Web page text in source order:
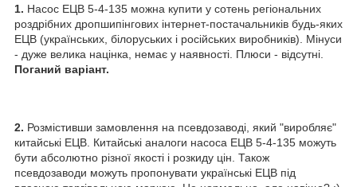
1. Насос ЕЦВ 5-4-135 можна купити у сотень регіональних
роздрібних дропшипінгових інтернет-постачальників будь-яких
ЕЦВ (українських, білоруських і російських виробників). Мінуси
- дуже велика націнка, немає у наявності. Плюси - відсутні.
Поганий варіант.
2. Розмістивши замовлення на псевдозаводі, який "виробляє"
китайські ЕЦВ. Китайські аналоги насоса ЕЦВ 5-4-135 можуть
бути абсолютно різної якості і розкиду цін. Також
псевдозаводи можуть пропонувати українські ЕЦВ під